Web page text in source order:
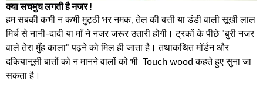
क्या सचमुच लगती है नजर !
हम सबकी कभी न कभी मुट्ठी भर नमक, तेल की बत्ती या डंडी वाली सूखी लाल
मिर्च से नानी-दादी या माँ ने नजर जरूर उतारी होगी। ट्रकों के पीछे "बुरी नजर
वाले तेरा मुँह काला" पढ़ने को मिल ही जाता है। तथाकथित मॉर्डन और
दकियानूसी बातों को न मानने वालों को भी Touch wood कहते हुए सुना जा
सकता है।